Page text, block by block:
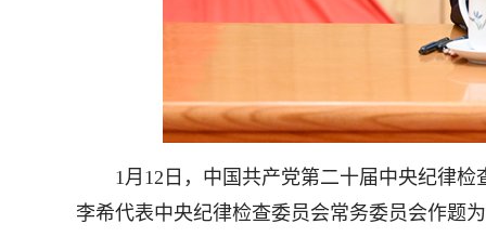
1月12日，中国共产党第二十届中央纪律检
李希代表中央纪律检查委员会常务委员会作题